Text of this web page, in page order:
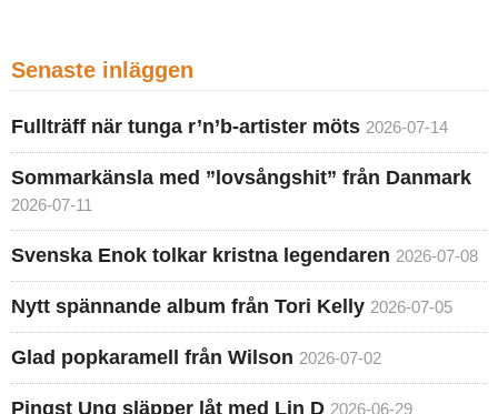
Senaste inläggen
Fullträff när tunga r’n’b-artister möts 2026-07-14
Sommarkänsla med ”lovsångshit” från Danmark
2026-07-11
Svenska Enok tolkar kristna legendaren 2026-07-08
Nytt spännande album från Tori Kelly 2026-07-05
Glad popkaramell från Wilson 2026-07-02
Pingst Ung släpper låt med Lin D 2026-06-29